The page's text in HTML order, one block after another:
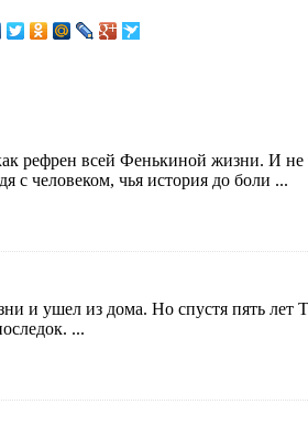
всей Фенькиной жизни. И не
с человеком, чья история до боли ...
и ушел из дома. Но спустя пять лет
...